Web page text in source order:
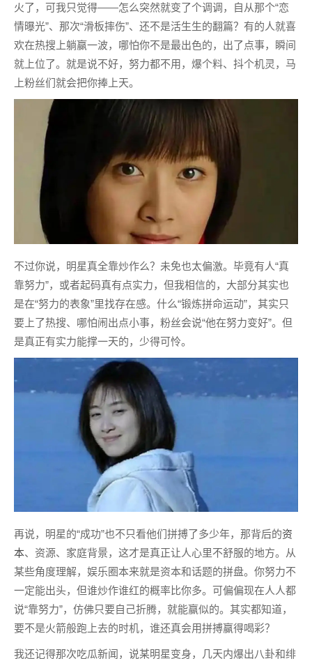
火了，可我只觉得——怎么突然就变了个调调，自从那个“恋
情曝光”、那次“滑板摔伤”、还不是活生生的翻篇？有的人就喜
欢在热搜上躺赢一波，哪怕你不是最出色的，出了点事，瞬间
就上位了。就是说不好，努力都不用，爆个料、抖个机灵，马
上粉丝们就会把你捧上天。
不过你说，明星真全靠炒作么？未免也太偏激。毕竟有人“真
靠努力”，或者起码真有点实力，但我相信的，大部分其实也
是在“努力的表象”里找存在感。什么“锻炼拼命运动”，其实只
要上了热搜、哪怕闹出点小事，粉丝会说“他在努力变好”。但
是真正有实力能撑一天的，少得可怜。
再说，明星的“成功”也不只看他们拼搏了多少年，那背后的资
本、资源、家庭背景，这才是真正让人心里不舒服的地方。从
某些角度理解，娱乐圈本来就是资本和话题的拼盘。你努力不
一定能出头，但谁炒作谁红的概率比你多。可偏偏现在人人都
说“靠努力”，仿佛只要自己折腾，就能赢似的。其实都知道，
要不是火箭般跑上去的时机，谁还真会用拼搏赢得喝彩？
我还记得那次吃瓜新闻，说某明星变身，几天内爆出八卦和绯